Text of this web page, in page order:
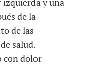
de la
de las
salud.
con dolor